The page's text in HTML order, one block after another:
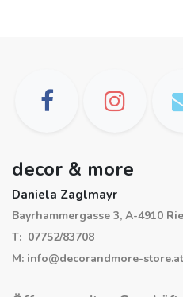
decor & more
Daniela Zaglmayr
Bayrhammergasse 3, A-4910
T: 07752/83708
M: info@decorandmore-store.at